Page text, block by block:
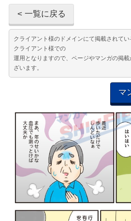
< 一覧に戻る
クライアント様のドメインにて掲載されて
クライアント様での
運用となりますので、ページやマンガの掲
ざいます。
マ